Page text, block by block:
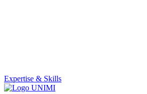
Expertise & Skills